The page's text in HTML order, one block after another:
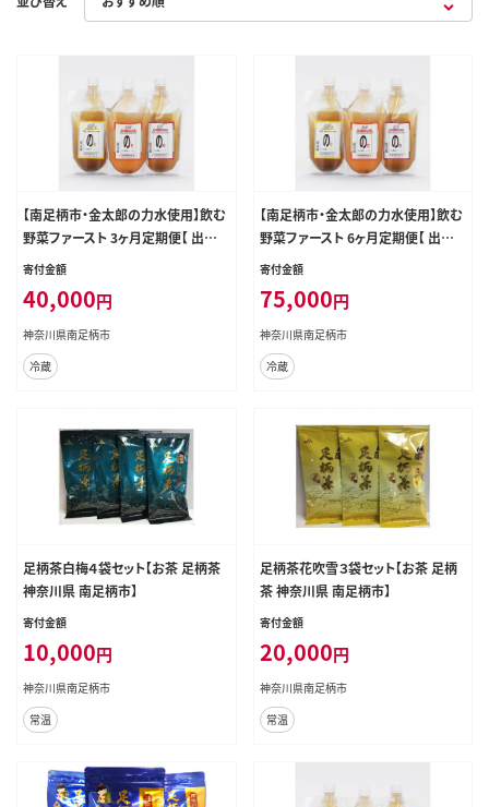
【南足柄市・金太郎の力水使用】飲む
野菜ファースト 3ヶ月定期便【 出汁
スープ 神奈川県 南足柄市 】
寄付金額
40,000円
神奈川県南足柄市
冷蔵
【南足柄市・金太郎の力水使用】飲む
野菜ファースト 6ヶ月定期便【 出汁
スープ 神奈川県 南足柄市 】
寄付金額
75,000円
神奈川県南足柄市
冷蔵
足柄茶白梅４袋セット【お茶 足柄茶
神奈川県 南足柄市】
寄付金額
10,000円
神奈川県南足柄市
常温
足柄茶花吹雪３袋セット【お茶 足柄
茶 神奈川県 南足柄市】
寄付金額
20,000円
神奈川県南足柄市
常温